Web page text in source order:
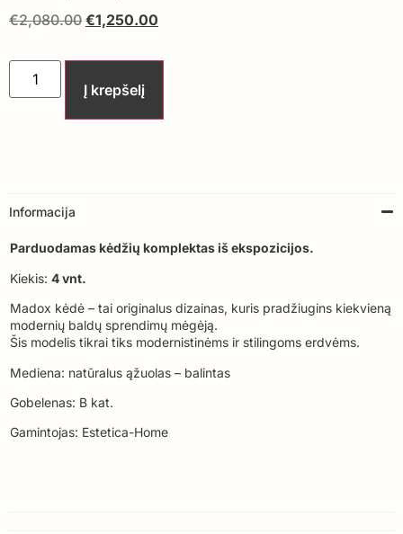
€2,080.00 €1,250.00
Į krepšelį
Informacija
Parduodamas kėdžių komplektas iš ekspozicijos.
Kiekis: 4 vnt.
Madox kėdė – tai originalus dizainas, kuris pradžiugins kiekvieną
modernių baldų sprendimų mėgėją.
Šis modelis tikrai tiks modernistinėms ir stilingoms erdvėms.
Mediena: natūralus ąžuolas – balintas
Gobelenas: B kat.
Gamintojas: Estetica-Home